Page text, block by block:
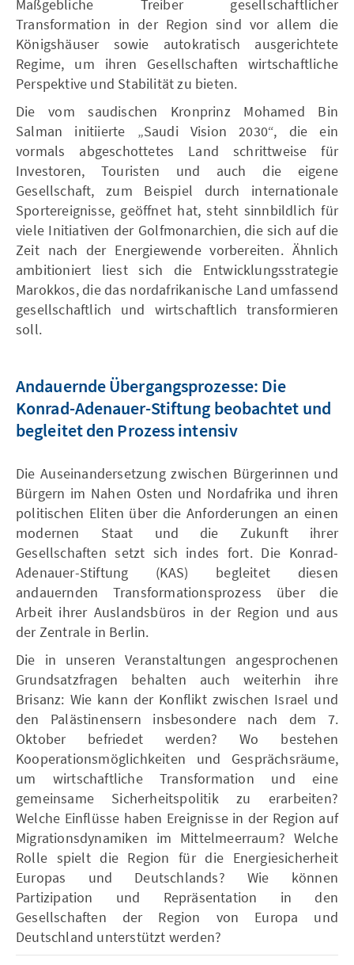
Maßgebliche Treiber gesellschaftlicher
Transformation in der Region sind vor allem die
Königshäuser sowie autokratisch ausgerichtete
Regime, um ihren Gesellschaften wirtschaftliche
Perspektive und Stabilität zu bieten.
Die vom saudischen Kronprinz Mohamed Bin
Salman initiierte „Saudi Vision 2030“, die ein
vormals abgeschottetes Land schrittweise für
Investoren, Touristen und auch die eigene
Gesellschaft, zum Beispiel durch internationale
Sportereignisse, geöffnet hat, steht sinnbildlich für
viele Initiativen der Golfmonarchien, die sich auf die
Zeit nach der Energiewende vorbereiten. Ähnlich
ambitioniert liest sich die Entwicklungsstrategie
Marokkos, die das nordafrikanische Land umfassend
gesellschaftlich und wirtschaftlich transformieren
soll.
Andauernde Übergangsprozesse: Die
Konrad-Adenauer-Stiftung beobachtet und
begleitet den Prozess intensiv
Die Auseinandersetzung zwischen Bürgerinnen und
Bürgern im Nahen Osten und Nordafrika und ihren
politischen Eliten über die Anforderungen an einen
modernen Staat und die Zukunft ihrer
Gesellschaften setzt sich indes fort. Die Konrad-
Adenauer-Stiftung (KAS) begleitet diesen
andauernden Transformationsprozess über die
Arbeit ihrer Auslandsbüros in der Region und aus
der Zentrale in Berlin.
Die in unseren Veranstaltungen angesprochenen
Grundsatzfragen behalten auch weiterhin ihre
Brisanz: Wie kann der Konflikt zwischen Israel und
den Palästinensern insbesondere nach dem 7.
Oktober befriedet werden? Wo bestehen
Kooperationsmöglichkeiten und Gesprächsräume,
um wirtschaftliche Transformation und eine
gemeinsame Sicherheitspolitik zu erarbeiten?
Welche Einflüsse haben Ereignisse in der Region auf
Migrationsdynamiken im Mittelmeerraum? Welche
Rolle spielt die Region für die Energiesicherheit
Europas und Deutschlands? Wie können
Partizipation und Repräsentation in den
Gesellschaften der Region von Europa und
Deutschland unterstützt werden?